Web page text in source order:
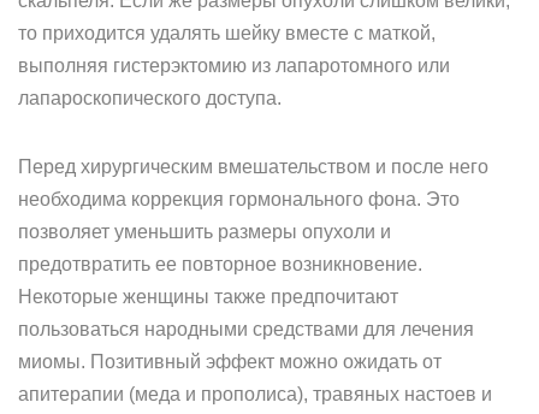
то приходится удалять шейку вместе с маткой,
выполняя гистерэктомию из лапаротомного или
лапароскопического доступа.
Перед хирургическим вмешательством и после него
необходима коррекция гормонального фона. Это
позволяет уменьшить размеры опухоли и
предотвратить ее повторное возникновение.
Некоторые женщины также предпочитают
пользоваться народными средствами для лечения
миомы. Позитивный эффект можно ожидать от
апитерапии (меда и прополиса), травяных настоев и